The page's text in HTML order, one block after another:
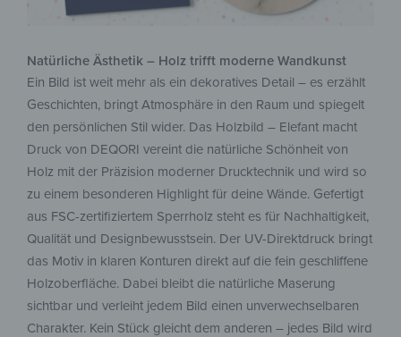
Natürliche Ästhetik – Holz trifft moderne Wandkunst
Ein Bild ist weit mehr als ein dekoratives Detail – es erzählt
Geschichten, bringt Atmosphäre in den Raum und spiegelt
den persönlichen Stil wider. Das Holzbild – Elefant macht
Druck von DEQORI vereint die natürliche Schönheit von
Holz mit der Präzision moderner Drucktechnik und wird so
zu einem besonderen Highlight für deine Wände. Gefertigt
aus FSC-zertifiziertem Sperrholz steht es für Nachhaltigkeit,
Qualität und Designbewusstsein. Der UV-Direktdruck bringt
das Motiv in klaren Konturen direkt auf die fein geschliffene
Holzoberfläche. Dabei bleibt die natürliche Maserung
sichtbar und verleiht jedem Bild einen unverwechselbaren
Charakter. Kein Stück gleicht dem anderen – jedes Bild wird